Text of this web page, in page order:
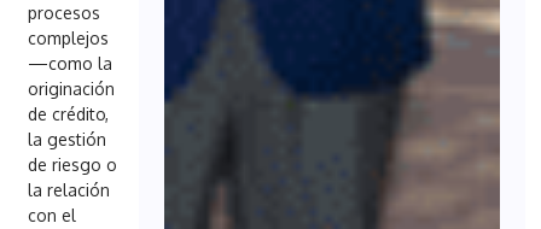
procesos
complejos
—como la
originación
de crédito,
la gestión
de riesgo o
la relación
con el